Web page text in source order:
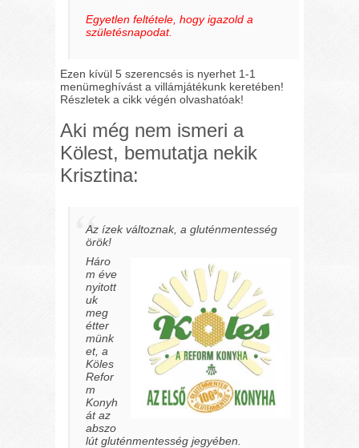
Egyetlen feltétele, hogy igazold a
születésnapodat.
Ezen kívül 5 szerencsés is nyerhet 1-1
menümeghívást a villámjátékunk keretében!
Részletek a cikk végén olvashatóak!
Aki még nem ismeri a
Kölest, bemutatja nekik
Krisztina:
Az ízek változnak, a gluténmentesség
örök!
Háro
m éve
nyitott
uk
meg
étter
münk
et, a
Köles
Refor
m
Konyh
át az
abszo
lút gluténmentesség jegyében.